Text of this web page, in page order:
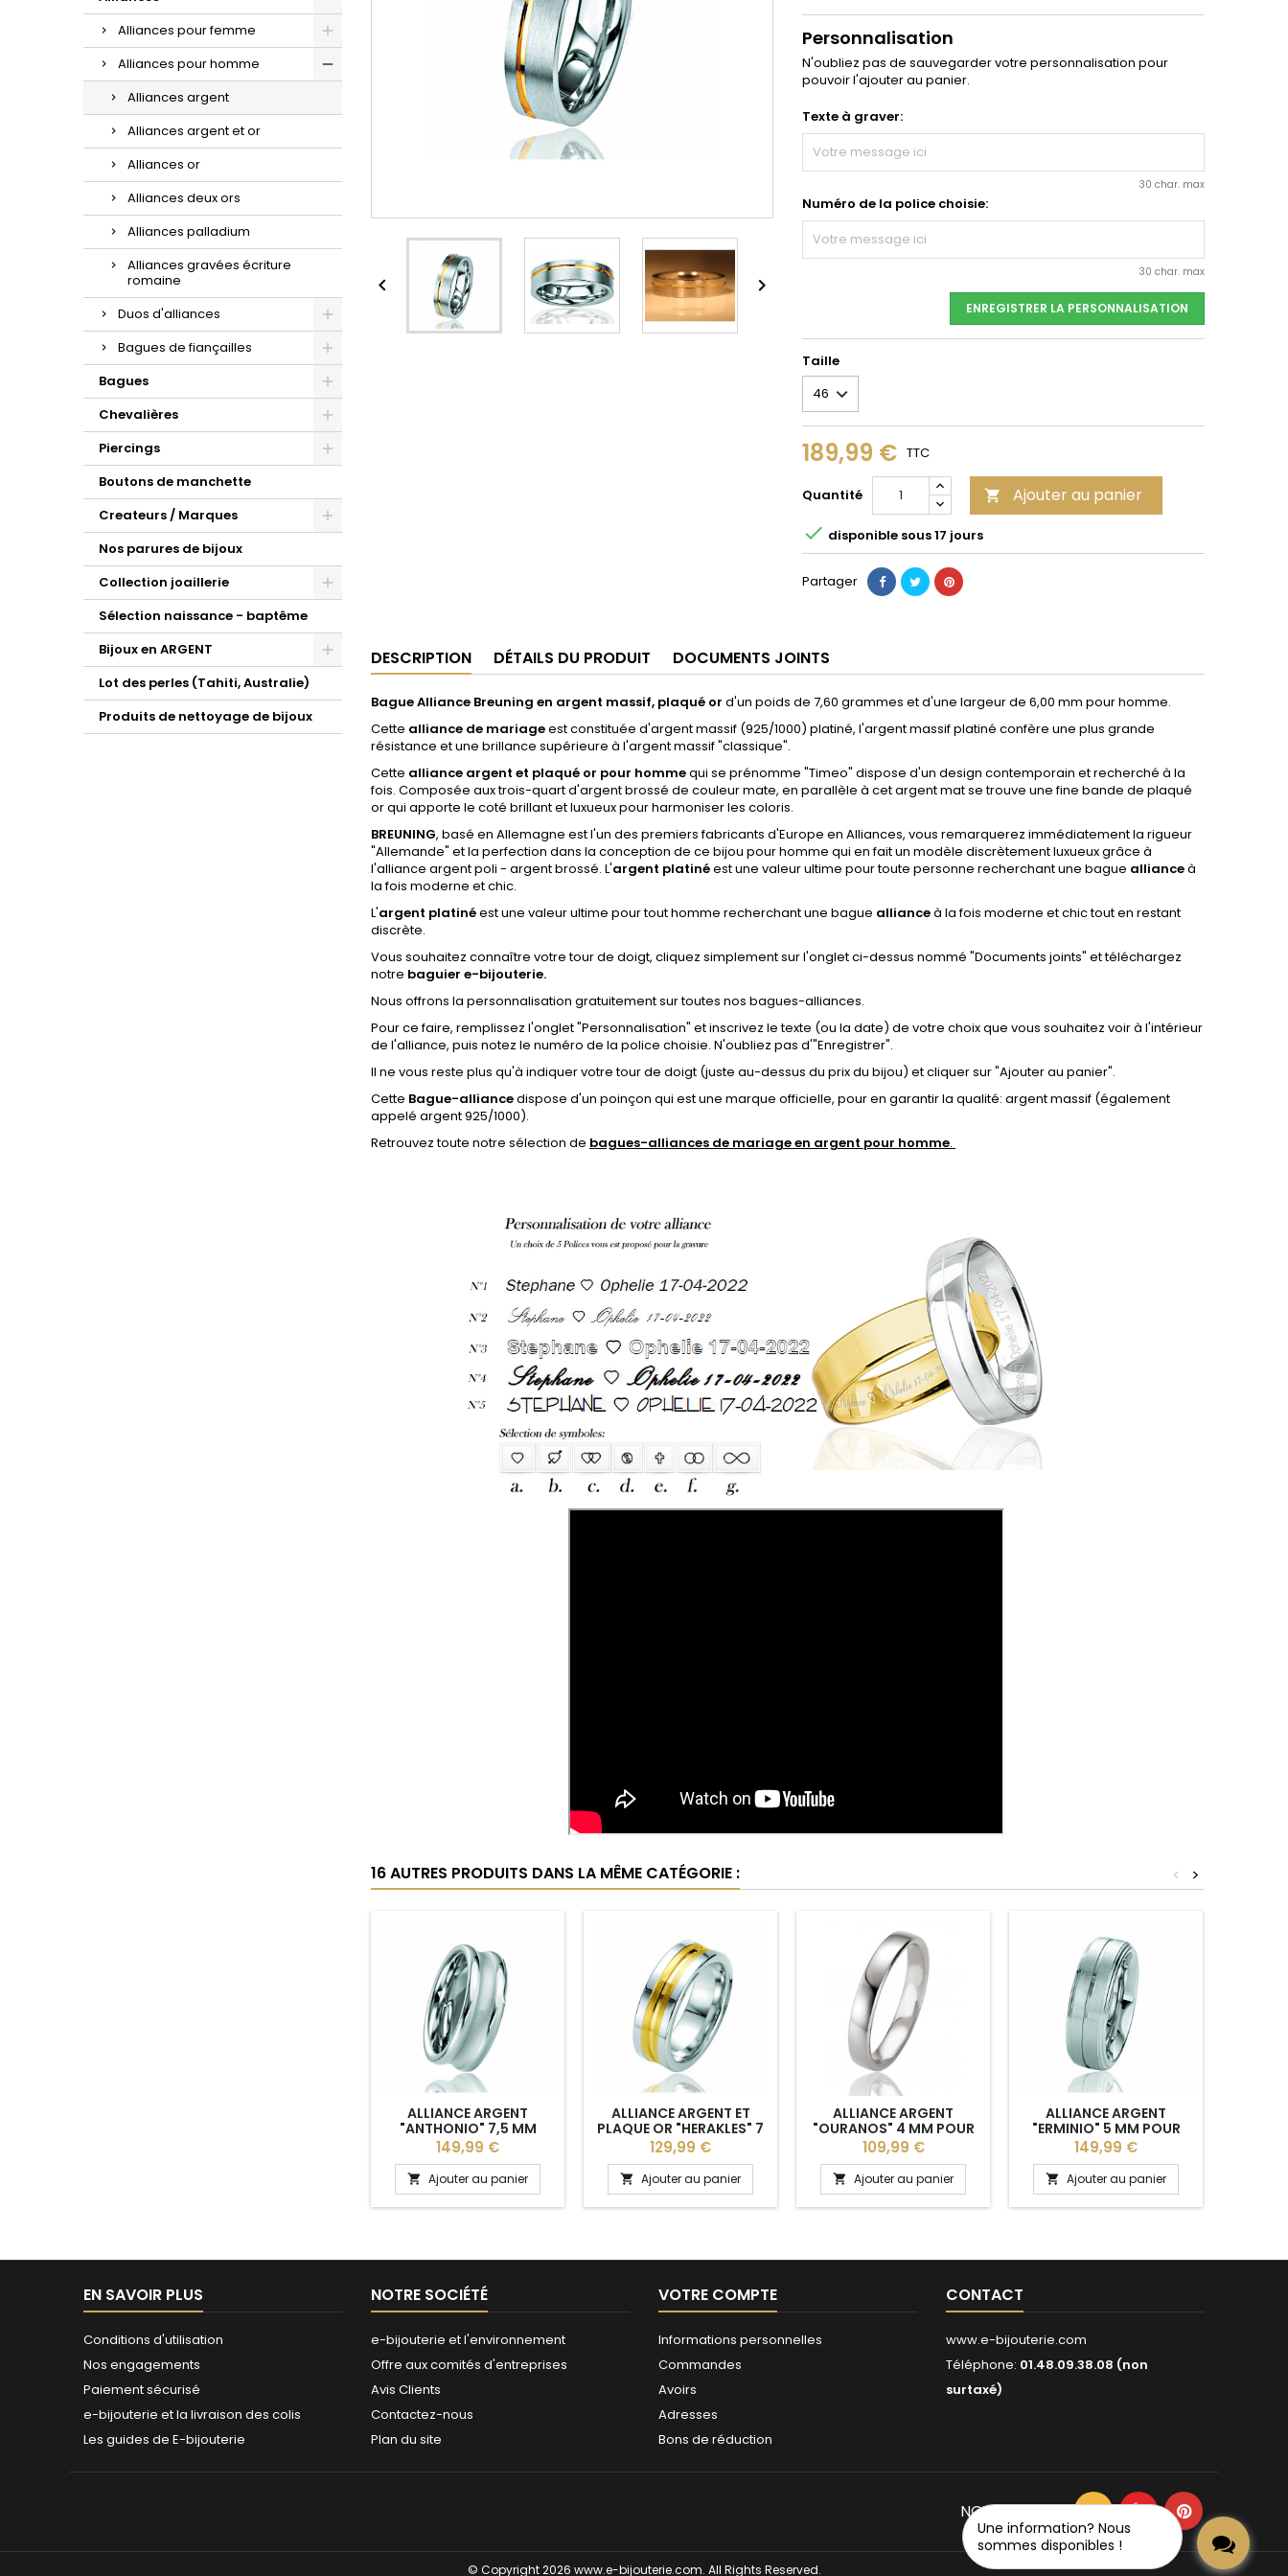
Une information? Nous
sommes disponibles !
d'oreilles or et zirconium.
la sublime maille gourmette.
croix à porter au quotidien.
Alliances pour femme
Alliances pour homme
Alliances argent
Alliances argent et or
Alliances or
Alliances deux ors
Alliances palladium
Alliances gravées écriture
romaine
Duos d'alliances
Bagues de fiançailles
Bagues
Chevalières
Piercings
Boutons de manchette
Createurs / Marques
Nos parures de bijoux
Collection joaillerie
Sélection naissance - baptême
Bijoux en ARGENT
Lot des perles (Tahiti, Australie)
Produits de nettoyage de bijoux
 
Personnalisation
N'oubliez pas de sauvegarder votre personnalisation pour
pouvoir l'ajouter au panier.
Texte à graver:
30 char. max
Numéro de la police choisie:
30 char. max
ENREGISTRER LA PERSONNALISATION
Taille
189,99 € TTC
Quantité  Ajouter au panier
 disponible sous 17 jours
Partager
DESCRIPTION DÉTAILS DU PRODUIT DOCUMENTS JOINTS
Bague Alliance Breuning en argent massif, plaqué or d'un poids de 7,60 grammes et d'une largeur de 6,00 mm pour homme.
Cette alliance de mariageest constituée d'argent massif (925/1000) platiné, l'argent massif platiné confère une plus grande
résistance et une brillance supérieure à l'argent massif "classique".
Cette alliance argent et plaqué or pour hommequi se prénomme "Timeo" dispose d'un design contemporain et recherché à la
fois. Composée aux trois-quart d'argent brossé de couleur mate, en parallèle à cet argent mat se trouve une fine bande de plaqué
or qui apporte le coté brillant et luxueux pour harmoniser les coloris.
BREUNING, basé en Allemagne est l'un des premiers fabricants d'Europe en Alliances, vous remarquerez immédiatement la rigueur
"Allemande" et la perfection dans la conception de ce bijou pour homme qui en fait un modèle discrètement luxueux grâce à
l'alliance argent poli - argent brossé. L'argent platinéest une valeur ultime pour toute personne recherchant une bague allianceà
la fois moderne et chic.
L'argent platinéest une valeur ultime pour tout homme recherchant une bague allianceà la fois moderne et chic tout en restant
discrète.
Vous souhaitez connaître votre tour de doigt, cliquez simplement sur l'onglet ci-dessus nommé "Documents joints" et téléchargez
notre baguier e-bijouterie.
Nous offrons la personnalisation gratuitement sur toutes nos bagues-alliances.
Pour ce faire, remplissez l'onglet"Personnalisation" et inscrivez le texte (ou la date) de votre choix que vous souhaitez voir à l'intérieur
de l'alliance, puis notez le numéro de la police choisie. N'oubliez pas d'"Enregistrer".
Il ne vous reste plus qu'à indiquer votre tour de doigt (juste au-dessus du prix du bijou) et cliquer sur "Ajouter au panier".
Cette Bague-alliancedispose d'un poinçon qui est une marque officielle, pour en garantir la qualité: argent massif (également
appelé argent 925/1000).
Retrouvez toute notre sélection de bagues-alliances de mariage en argent pour homme.
16 AUTRES PRODUITS DANS LA MÊME CATÉGORIE : >
<
ALLIANCE ARGENT
"ANTHONIO" 7,5 MM
POUR HOMME
Prix
149,99 €
 Ajouter au panier
ALLIANCE ARGENT ET
PLAQUE OR "HERAKLES" 7
MM POUR HOMME
Prix
129,99 €
 Ajouter au panier
ALLIANCE ARGENT
"OURANOS" 4 MM POUR
HOMME
Prix
109,99 €
 Ajouter au panier
ALLIANCE ARGENT
"ERMINIO" 5 MM POUR
HOMME
Prix
149,99 €
 Ajouter au panier
EN SAVOIR PLUS
Conditions d'utilisation
Nos engagements
Paiement sécurisé
e-bijouterie et la livraison des colis
Les guides de E-bijouterie
NOTRE SOCIÉTÉ
e-bijouterie et l'environnement
Offre aux comités d'entreprises
Avis Clients
Contactez-nous
Plan du site
VOTRE COMPTE
Informations personnelles
Commandes
Avoirs
Adresses
Bons de réduction
CONTACT
www.e-bijouterie.com
Téléphone: 01.48.09.38.08 (non
surtaxé)
NOUS SUIVRE
© Copyright 2026 www.e-bijouterie.com. All Rights Reserved.